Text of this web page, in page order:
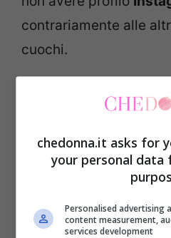
contrariamente alle
cuochi.
Plaxy Locatelli:
chedonna.it asks for
your personal
Personalised advertising
content measurement,
services development